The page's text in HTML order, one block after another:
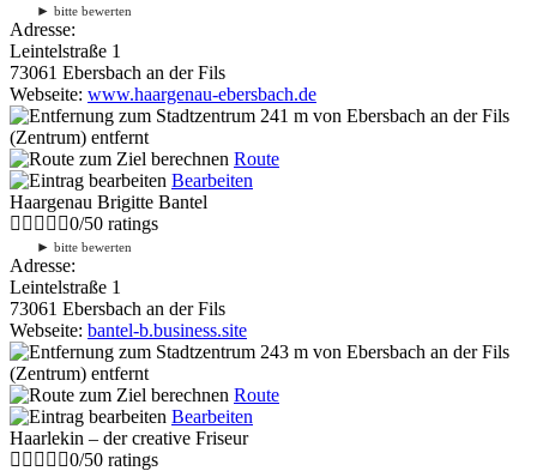
► bitte bewerten
Adresse:
Leintelstraße 1
73061 Ebersbach an der Fils
Webseite: www.haargenau-ebersbach.de
241 m von Ebersbach an der Fils
(Zentrum) entfernt
Route
Bearbeiten
Haargenau Brigitte Bantel
0/50 ratings
► bitte bewerten
Adresse:
Leintelstraße 1
73061 Ebersbach an der Fils
Webseite: bantel-b.business.site
243 m von Ebersbach an der Fils
(Zentrum) entfernt
Route
Bearbeiten
Haarlekin – der creative Friseur
0/50 ratings